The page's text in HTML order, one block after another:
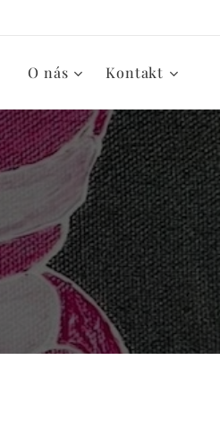
O nás Kontakt